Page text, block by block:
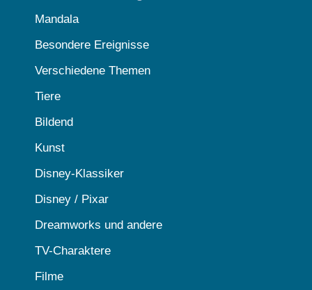
Mandala
Besondere Ereignisse
Verschiedene Themen
Tiere
Bildend
Kunst
Disney-Klassiker
Disney / Pixar
Dreamworks und andere
TV-Charaktere
Filme